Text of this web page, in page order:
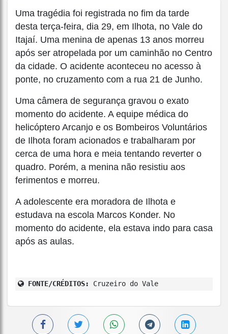
Uma tragédia foi registrada no fim da tarde
desta terça-feira, dia 29, em Ilhota, no Vale do
Itajaí. Uma menina de apenas 13 anos morreu
após ser atropelada por um caminhão no Centro
da cidade. O acidente aconteceu no acesso à
ponte, no cruzamento com a rua 21 de Junho.
Uma câmera de segurança gravou o exato
momento do acidente. A equipe médica do
helicóptero Arcanjo e os Bombeiros Voluntários
de Ilhota foram acionados e trabalharam por
cerca de uma hora e meia tentando reverter o
quadro. Porém, a menina não resistiu aos
ferimentos e morreu.
A adolescente era moradora de Ilhota e
estudava na escola Marcos Konder. No
momento do acidente, ela estava indo para casa
após as aulas.
FONTE/CRÉDITOS: Cruzeiro do Vale